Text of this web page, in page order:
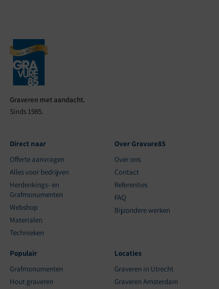
Graveren met aandacht.
Sinds 1985.
Direct naar
Offerte aanvragen
Alles voor bedrijven
Herdenkings- en
Grafmonumenten
Webshop
Materialen
Technieken
Over Gravure85
Over ons
Contact
Referenties
FAQ
Bijzondere werken
Populair
Grafmonumenten
Hout graveren
Locaties
Graveren in Utrecht
Graveren Amsterdam